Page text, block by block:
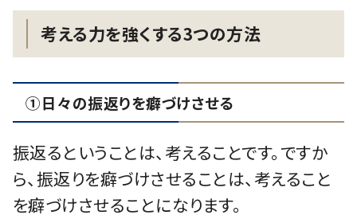
考える力を強くする3つの方法
①日々の振返りを癖づけさせる
振返るということは、考えることです。ですか
ら、振返りを癖づけさせることは、考えること
を癖づけさせることになります。